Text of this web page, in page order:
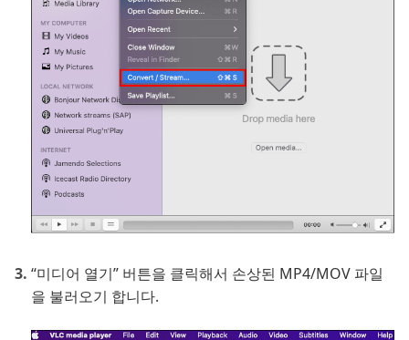
“미디어 열기” 버튼을 클릭해서 손상된 MP4/MOV 파일
을 불러오기 합니다.